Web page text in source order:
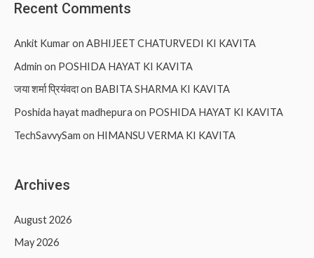
Recent Comments
Ankit Kumaron ABHIJEET CHATURVEDI KI KAVITA
Admin on POSHIDA HAYAT KI KAVITA
जया शर्मा प्रियंवदाon BABITA SHARMA KI KAVITA
Poshida hayat madhepura on POSHIDA HAYAT KI KAVITA
TechSavvySam on HIMANSU VERMA KI KAVITA
Archives
August 2026
May 2026